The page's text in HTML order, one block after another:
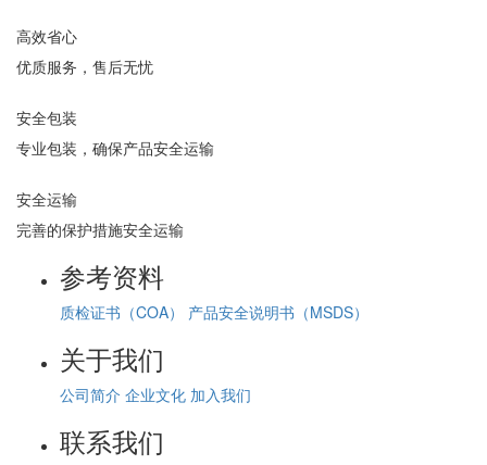
高效省心
优质服务，售后无忧
安全包装
专业包装，确保产品安全运输
安全运输
完善的保护措施安全运输
参考资料
质检证书（COA） 产品安全说明书（MSDS）
关于我们
公司简介 企业文化 加入我们
联系我们